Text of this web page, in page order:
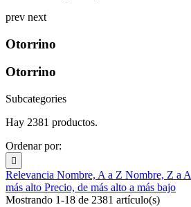
prev next
Otorrino
Otorrino
Subcategories
Hay 2381 productos.
Ordenar por:

Relevancia Nombre, A a Z Nombre, Z a A
más alto Precio, de más alto a más bajo
Mostrando 1-18 de 2381 artículo(s)